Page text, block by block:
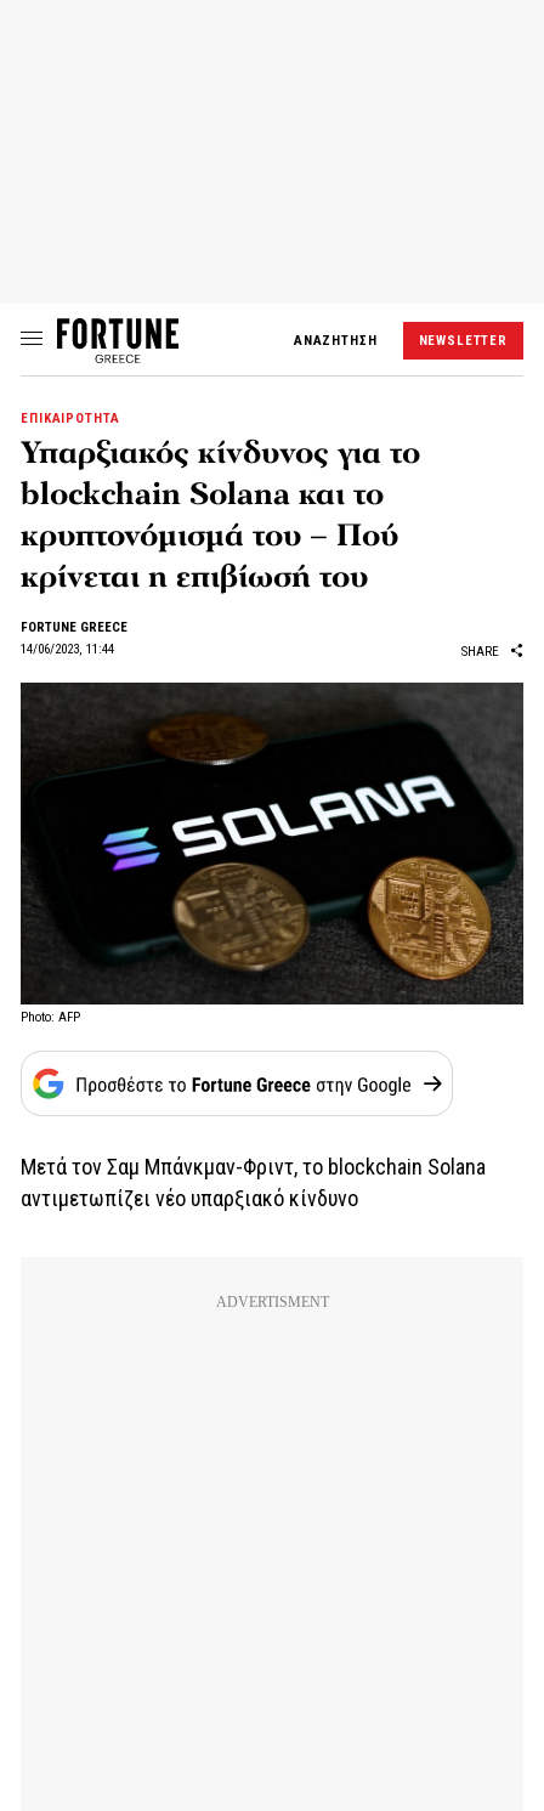
ΑΝΑΖΗΤΗΣΗ NEWSLETTER
ΕΠΙΚΑΙΡΟΤΗΤΑ
Υπαρξιακός κίνδυνος για το
blockchain Solana και το
κρυπτονόμισμά του – Πού
κρίνεται η επιβίωσή του
FORTUNE GREECE
14/06/2023, 11:44
SHARE
Photo: AFP
Μετά τονΣαμ Μπάνκμαν-Φριντ, το blockchain Solana
αντιμετωπίζει νέο υπαρξιακό κίνδυνο